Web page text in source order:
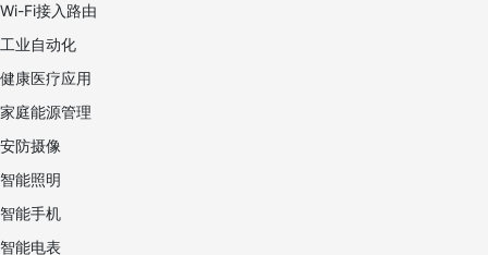
Wi-Fi接入路由
工业自动化
健康医疗应用
家庭能源管理
安防摄像
智能照明
智能手机
智能电表